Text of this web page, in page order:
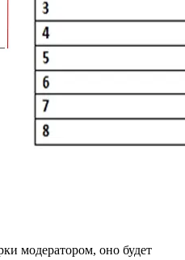
модератором, оно будет